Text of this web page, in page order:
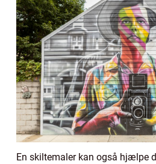
En skiltemaler kan også hjælpe